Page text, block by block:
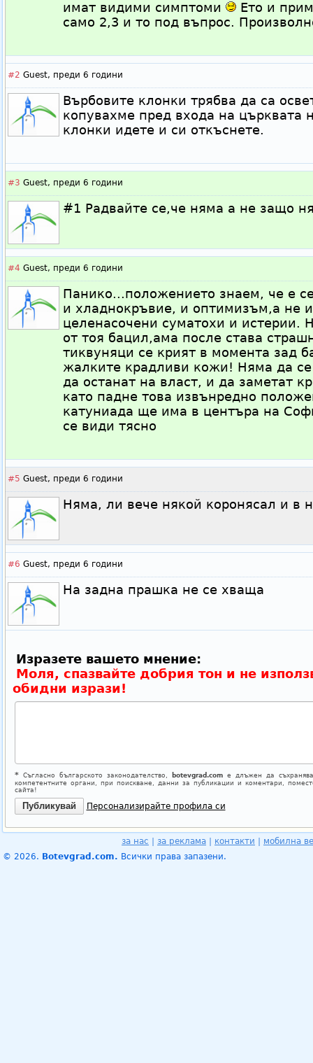
имат видими симптоми
Ето и
само 2,3 и то под въпрос.
#2 Guest, преди 6 години
Върбовите клонки трябва да са
копувахме пред входа на църквата
клонки идете и си откъснете.
#3 Guest, преди 6 години
#1 Радвайте се,че няма а не защо
#4 Guest, преди 6 години
Панико...положението знаем, че е
и хладнокръвие, и оптимизъм,а не
целенасочени суматохи и истерии.
от тоя бацил,ама после става
тиквуняци се крият в момента зад
жалките крадливи кожи! Няма да
да останат на власт, и да заметат
като падне това извънредно
катуниада ще има в центъра на
се види тясно
#5 Guest, преди 6 години
Няма, ли вече някой коронясал и в
#6 Guest, преди 6 години
На задна прашка не се хваща
Изразете вашето мнение:
Моля, спазвайте добрия тон и не
обидни изрази!
*Съгласно българското законодателство, botevgrad.comе длъжен да
компетентните органи, при поискване, данни за публикации и коментари,
сайта!
Персонализирайте профила си
за нас за реклама контакти
мобилна
© 2026. Botevgrad.com. Всички права запазени.